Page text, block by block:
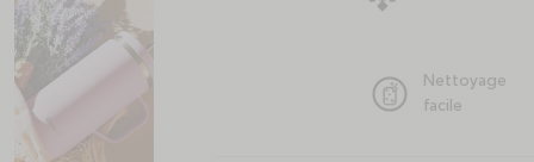
Nettoyage
facile